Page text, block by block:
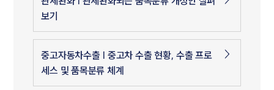
보기
중고자동차수출 | 중고차 수출 현황, 수출 프로
세스 및 품목분류 체계